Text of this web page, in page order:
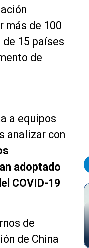
más de 100
15 países
de
a equipos
analizar con
adoptado
COVID-19
de
de China